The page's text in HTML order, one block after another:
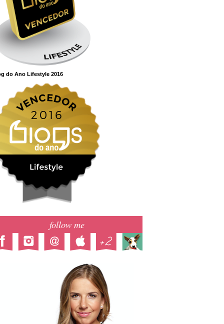
do Ano Lifestyle 2016
follow me